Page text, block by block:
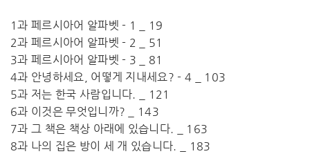
1과 페르시아어 알파벳 - 1 _ 19
2과 페르시아어 알파벳 - 2 _ 51
3과 페르시아어 알파벳 - 3 _ 81
4과 안녕하세요, 어떻게 지내세요? - 4 _ 103
5과 저는 한국 사람입니다. _ 121
6과 이것은 무엇입니까? _ 143
7과 그 책은 책상 아래에 있습니다. _ 163
8과 나의 집은 방이 세 개 있습니다. _ 183